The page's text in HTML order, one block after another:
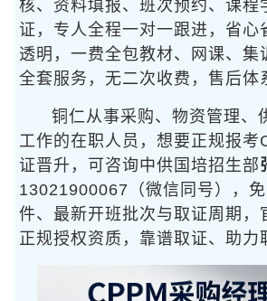
核、资料填报、班次预约、课程
证，专人全程一对一跟进，省心
透明，一费全包教材、网课、集
全套服务，无二次收费，售后体
铜仁从事采购、物资管理、
工作的在职人员，想要正规报考
证晋升，可咨询中供国培招生部
13021900067（微信同号），
件、最新开班批次与取证周期，
正规授权资质，靠谱取证、助力